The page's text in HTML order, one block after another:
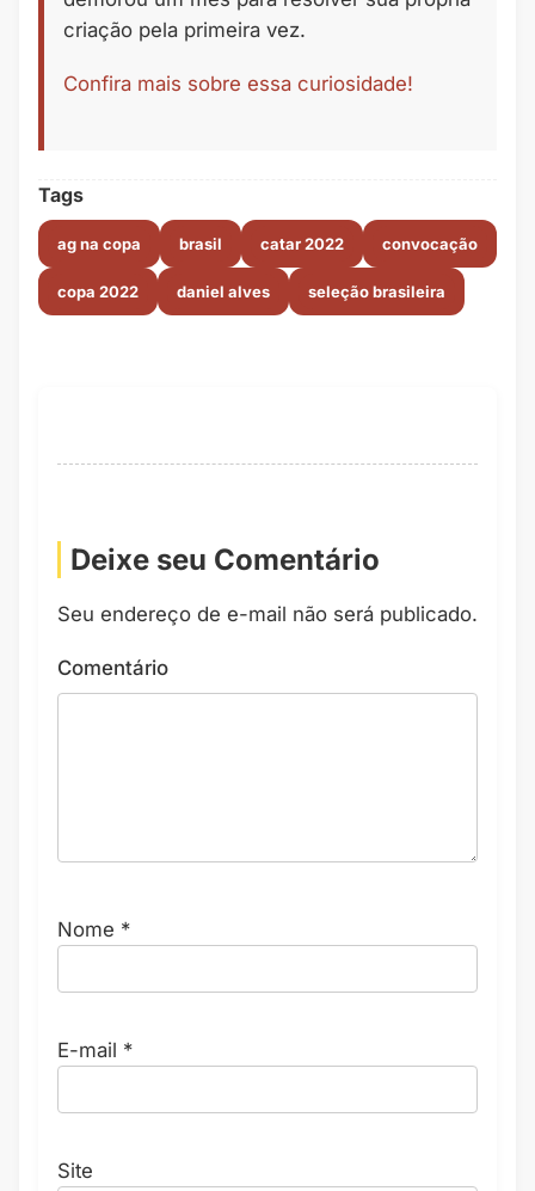
criação pela primeira vez.
Confira mais sobre essa curiosidade!
Tags
ag na copa brasil catar 2022 convocação
copa 2022 daniel alves seleção brasileira
Deixe seu Comentário
Seu endereço de e-mail não será publicado.
Comentário
Nome *
E-mail *
Site